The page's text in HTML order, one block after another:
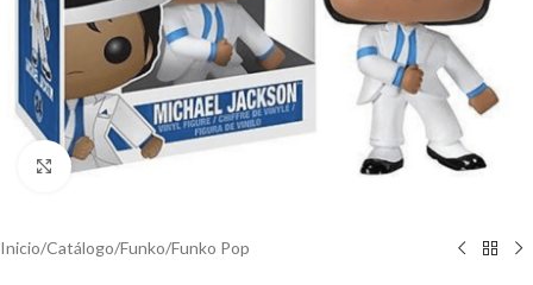
Click to enlarge
Inicio/Catálogo/Funko/Funko Pop